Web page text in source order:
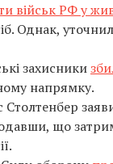
військ РФ у
Однак,
захисники
напрямку.
Столтенбер
що